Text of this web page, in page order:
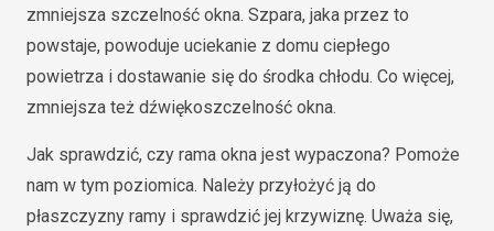
zmniejsza szczelność okna. Szpara, jaka przez to
powstaje, powoduje uciekanie z domu ciepłego
powietrza i dostawanie się do środka chłodu. Co więcej,
zmniejsza też dźwiękoszczelność okna.
Jak sprawdzić, czy rama okna jest wypaczona? Pomoże
nam w tym poziomica. Należy przyłożyć ją do
płaszczyzny ramy i sprawdzić jej krzywiznę. Uważa się,